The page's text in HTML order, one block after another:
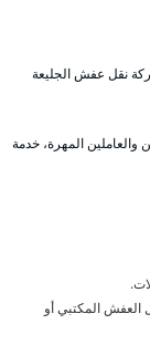
نقل عفش الجليعة
والعاملين المهرة، خدمة
العفش المكتبي أو